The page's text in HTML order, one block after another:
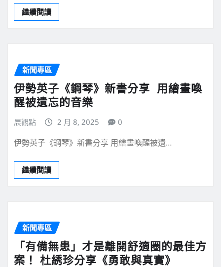
繼續閱讀
新聞專區
伊勢英子《鋼琴》新書分享 用繪畫喚
醒被遺忘的音樂
展觀點 2 月 8, 2025 0
伊勢英子《鋼琴》新書分享 用繪畫喚醒被遺…
繼續閱讀
新聞專區
「有備無患」才是離開舒適圈的最佳方
案！ 杜綉珍分享《勇敢與真實》